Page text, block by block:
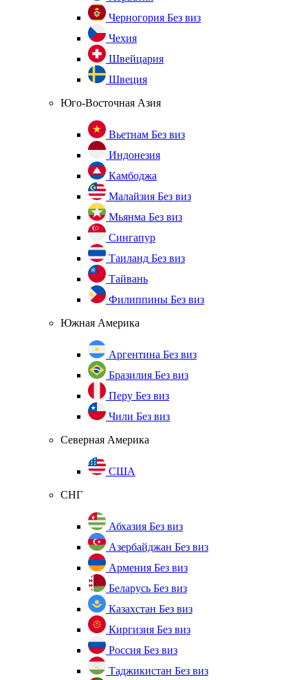
Черногория Без виз
Чехия
Швейцария
Швеция
Юго-Восточная Азия
Вьетнам Без виз
Индонезия
Камбоджа
Малайзия Без виз
Мьянма Без виз
Сингапур
Таиланд Без виз
Тайвань
Филиппины Без виз
Южная Америка
Аргентина Без виз
Бразилия Без виз
Перу Без виз
Чили Без виз
Северная Америка
США
СНГ
Абхазия Без виз
Азербайджан Без виз
Армения Без виз
Беларусь Без виз
Казахстан Без виз
Киргизия Без виз
Россия Без виз
Таджикистан Без виз